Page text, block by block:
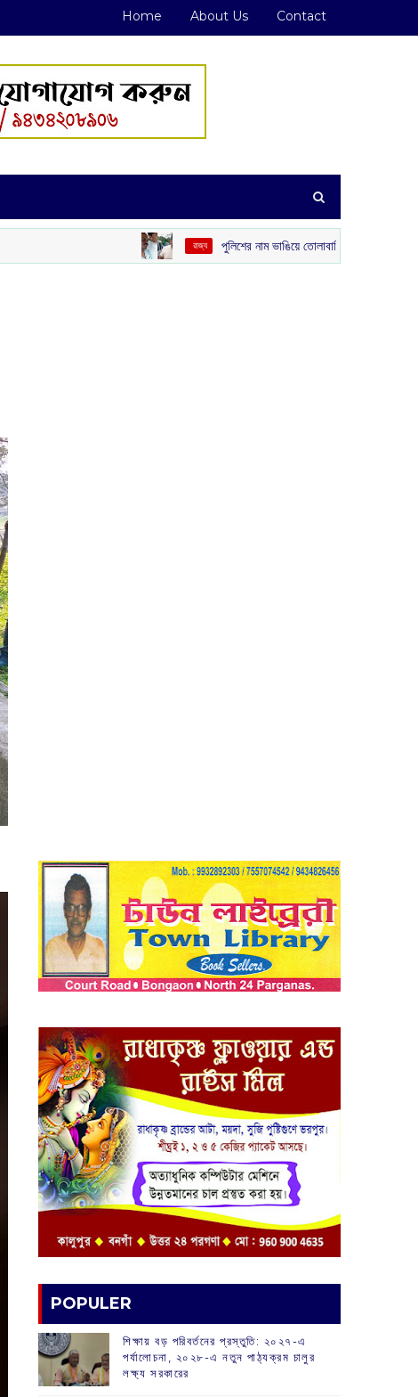
Home About Us Contact
পুলিশের নাম ভাঙিয়ে তোলাবাজি! পেট্রাপোল সীমান্ত এলাকা থেকে
POPULER
শিক্ষায় বড় পরিবর্তনের প্রস্তুতি: ২০২৭-এ
পর্যালোচনা, ২০২৮-এ নতুন পাঠ্যক্রম চালুর
লক্ষ্য সরকারের